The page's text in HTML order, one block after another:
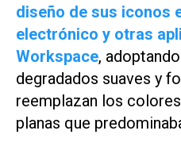
diseño de sus iconos
electrónico y otras
Workspace,
degradados suaves y
reemplazan los
planas que